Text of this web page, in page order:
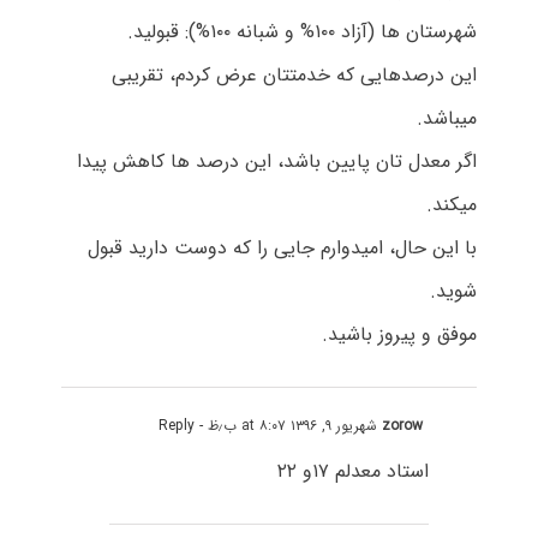
شهرستان ها (آزاد ۱۰۰% و شبانه ۱۰۰%): قبولید.
این درصدهایی که خدمتتان عرض کردم، تقریبی
میباشد.
اگر معدل تان پایین باشد، این درصد ها کاهش پیدا
میکند.
با این حال، امیدوارم جایی را که دوست دارید قبول
شوید.
موفق و پیروز باشید.
zorow شهریور ۹, ۱۳۹۶ at ۸:۰۷ ب٫ظ - Reply
استاد معدلم ۱۷و ۲۲